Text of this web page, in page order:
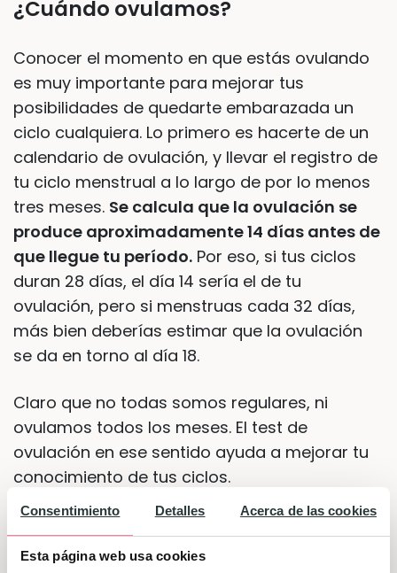
Consentimiento Detalles Acerca de las cookies
Esta página web usa cookies
¿Cuándo ovulamos?
Conocer el momento en que estás ovulando
es muy importante para mejorar tus
posibilidades de quedarte embarazada un
ciclo cualquiera. Lo primero es hacerte de un
calendario de ovulación, y llevar el registro de
tu ciclo menstrual a lo largo de por lo menos
tres meses. Se calcula que la ovulación se
produce aproximadamente 14 días antes de
que llegue tu período. Por eso, si tus ciclos
duran 28 días, el día 14 sería el de tu
ovulación, pero si menstruas cada 32 días,
más bien deberías estimar que la ovulación
se da en torno al día 18.
Claro que no todas somos regulares, ni
ovulamos todos los meses. El test de
ovulación en ese sentido ayuda a mejorar tu
conocimiento de tus ciclos.
Cómo utilizar y hacer el test de